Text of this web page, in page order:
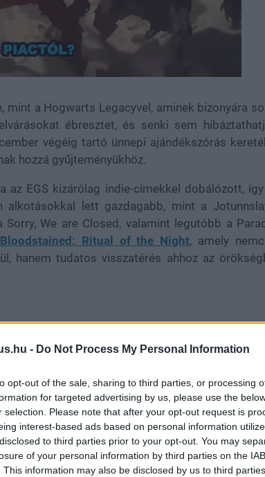
- Do Not Process My Personal Information
opt-out of the sale, sharing to third parties, or processing
for targeted advertising by us, please use the
selection. Please note that after your opt-out request is
interest-based ads based on personal information
to third parties prior to your opt-out. You may
of your personal information by third parties on the
This information may also be disclosed by us to third
a Hogwarts Legacyvel, aminek bizonyára
ébresztet, és senki sem
végéig tartó ünnepi ajándékszórás
hozzá gyűjteményükhöz.
az EGS kizárólag indie-címekkel dobálózott,
alkotásokkal lett gazdagabb, mint a
We are Closed, valamint legutóbb a
Bloodstained: Ritual of the Night, amely
hanem tudatos visszatérés ahhoz az
élményt kínál, ahol a felfedezés, a harc
fantasy világban. A történet
egy alkimista átok lassan kristállyá
szembe kell szállnia egy
akinek teste és elméje már szinte